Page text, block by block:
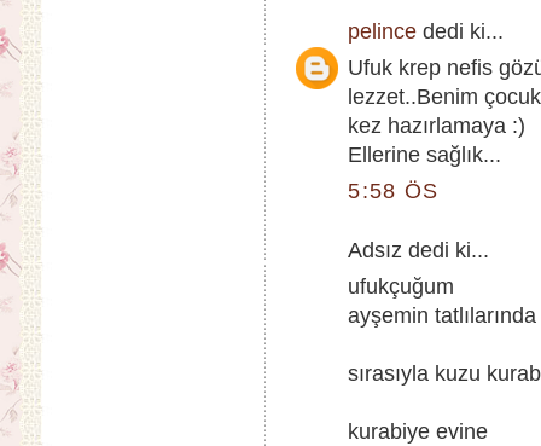
pelince dedi ki...
Ufuk krep nefis
lezzet..Benim
kez hazırlamaya :)
Ellerine sağlık...
5:58 ÖS
Adsız dedi ki...
ufukçuğum
ayşemin
sırasıyla kuzu
kurabiye evine